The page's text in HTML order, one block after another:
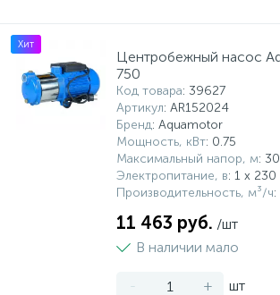
Хит
Центробежный насос
750
Код товара: 39627
Артикул: AR152024
Бренд: Aquamotor
Мощность, кВт: 0.75
Максимальный напор, м: 30
Электропитание, в: 1 x 230
Производительность, м³/ч
11 463 руб. /шт
В наличии мало
- + шт